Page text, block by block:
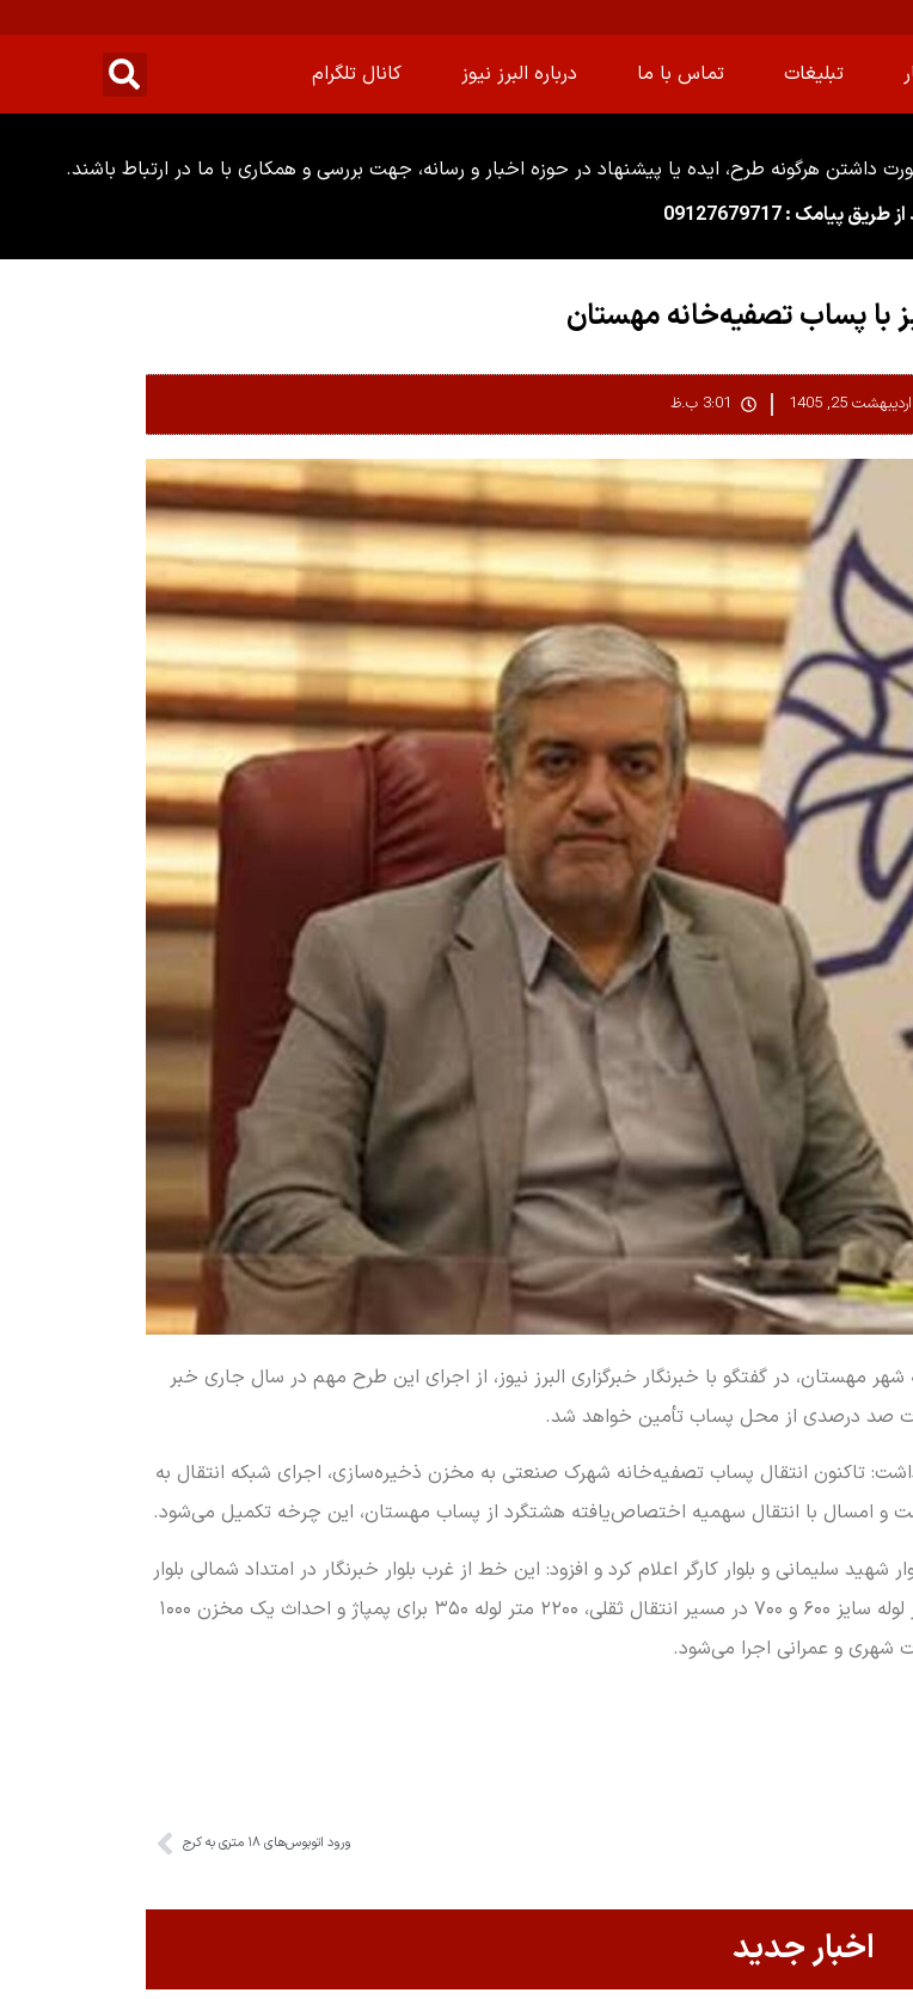
تبلیغات تماس با ما درباره البرز نیوز کانال تلگرام
هرگونه طرح، ایده یا پیشنهاد در حوزه اخبار و رسانه، جهت بررسی و همکاری با ما در ارتباط باشند.
پیامک : 09127679717
با پساب تصفیه‌خانه مهستان
اردیبهشت 25, 1405 3:01 ب.ظ
مهستان، در گفتگو با خبرنگار خبرگزاری البرز نیوز، از اجرای این طرح مهم در سال جاری خبر
صد درصدی از محل پساب تأمین خواهد شد.
تاکنون انتقال پساب تصفیه‌خانه شهرک صنعتی به مخزن ذخیره‌سازی، اجرای شبکه انتقال به
و امسال با انتقال سهمیه اختصاص‌یافته هشتگرد از پساب مهستان، این چرخه تکمیل می‌شود.
سلیمانی و بلوار کارگر اعلام کرد و افزود: این خط از غرب بلوار خبرنگار در امتداد شمالی بلوار
مدرس تا مخزن بوستان تندرستی ادامه می‌یابد. برای اجرا نیز ۲۳۰۰ متر لوله سایز ۶۰۰ و ۷۰۰ در مسیر انتقال ثقلی، ۲۲۰۰ متر لوله ۳۵۰ برای پمپاژ و احداث یک مخزن ۱۰۰۰
شهری و عمرانی اجرا می‌شود.
ورود اتوبوس‌های ۱۸ متری به کرج
اخبار جدید